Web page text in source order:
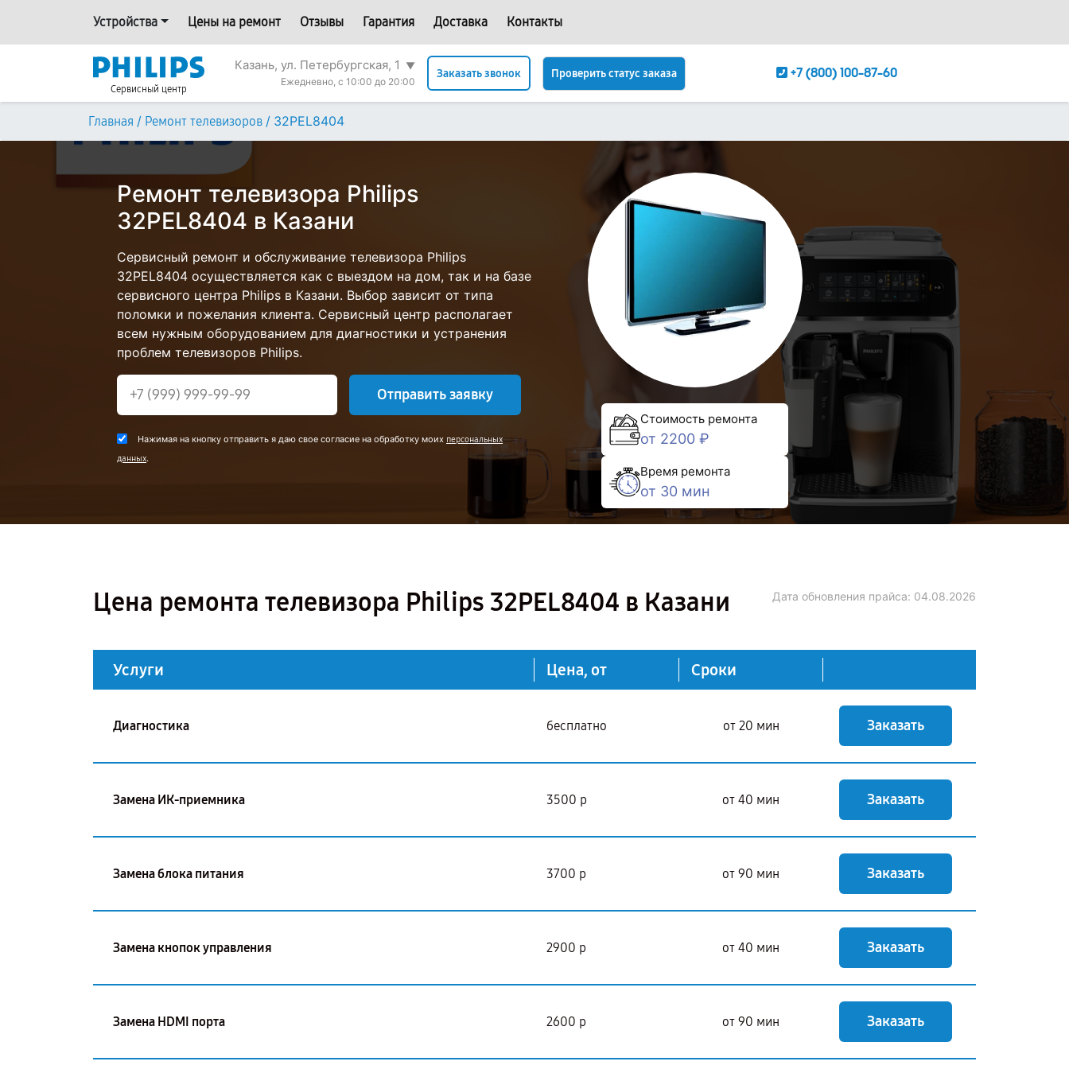
Устройства Цены на ремонт Отзывы Гарантия Доставка Контакты
Сервисный центр
Казань, ул. Петербургская, 1
▼
Ежедневно, с 10:00 до 20:00
Заказать звонок Проверить статус заказа +7 (800) 100-87-60
Главная / Ремонт телевизоров / 32PEL8404
Ремонт телевизора Philips
32PEL8404 в Казани
Сервисный ремонт и обслуживание телевизора Philips
32PEL8404 осуществляется как с выездом на дом, так и на базе
сервисного центра Philips в Казани. Выбор зависит от типа
поломки и пожелания клиента. Сервисный центр располагает
всем нужным оборудованием для диагностики и устранения
проблем телевизоров Philips.
Отправить заявку
Нажимая на кнопку отправить я даю свое согласие на обработку моих персональных
данных.
Стоимость ремонта
от 2200 ₽
Время ремонта
от 30 мин
Цена ремонта телевизора Philips 32PEL8404 в Казани Дата обновления прайса: 04.08.2026
Услуги Цена, от Сроки
Диагностика бесплатно от 20 мин Заказать
Замена ИК-приемника 3500 р от 40 мин Заказать
Замена блока питания 3700 р от 90 мин Заказать
Замена кнопок управления 2900 р от 40 мин Заказать
Замена HDMI порта 2600 р от 90 мин Заказать